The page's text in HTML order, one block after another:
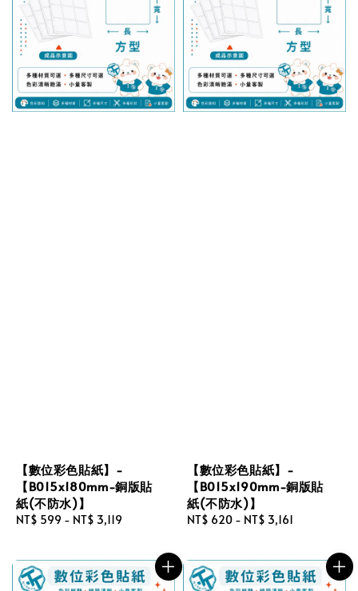
【數位彩色貼紙】-
【B015x180mm-銅版貼
紙(不防水)】
Regular
NT$ 599 - NT$ 3,119
【數位彩色貼紙】-
【B015x190mm-銅版貼
紙(不防水)】
Regular
NT$ 620 - NT$ 3,161